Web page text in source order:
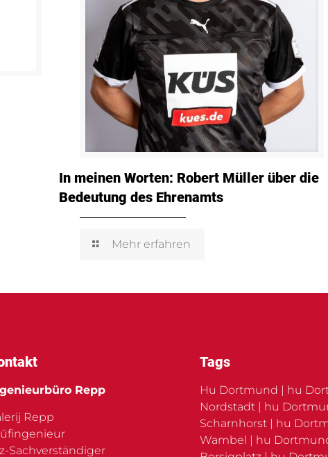
In meinen Worten: Robert Müller über die
Bedeutung des Ehrenamts
Mehr erfahren
Repp
Repp
Sachverständiger
Tags
Hu Dortmund | hu
Nordstadt | hu
Scharnhorst | hu
Wambel | hu